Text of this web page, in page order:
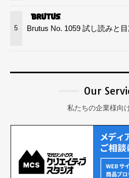
5 Brutus No. 1059 試し読みと
Our
私たちの企業様向